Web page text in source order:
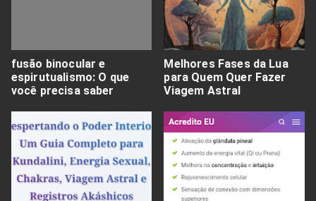
fusão binocular e
espirutualismo: O que
você precisa saber
Melhores Fases da Lua
para Quem Quer Fazer
Viagem Astral